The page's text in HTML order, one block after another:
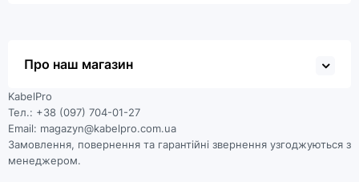
Про наш магазин
KabelPro
Тел.: +38 (097) 704-01-27
Email: magazyn@kabelpro.com.ua
Замовлення, повернення та гарантійні звернення узгоджуються з
менеджером.